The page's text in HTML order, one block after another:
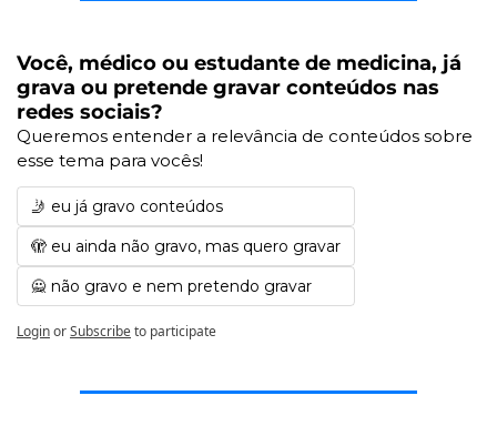
Você, médico ou estudante de medicina, já
grava ou pretende gravar conteúdos nas
redes sociais?
Queremos entender a relevância de conteúdos sobre
esse tema para vocês!
🤳 eu já gravo conteúdos
🫣 eu ainda não gravo, mas quero gravar
🙅 não gravo e nem pretendo gravar
LoginorSubscribeto participate